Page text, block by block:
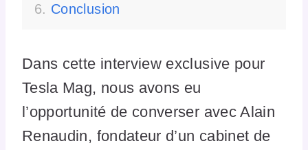
Conclusion
Dans cette interview exclusive pour
Tesla Mag, nous avons eu
l’opportunité de converser avec Alain
Renaudin, fondateur d’un cabinet de